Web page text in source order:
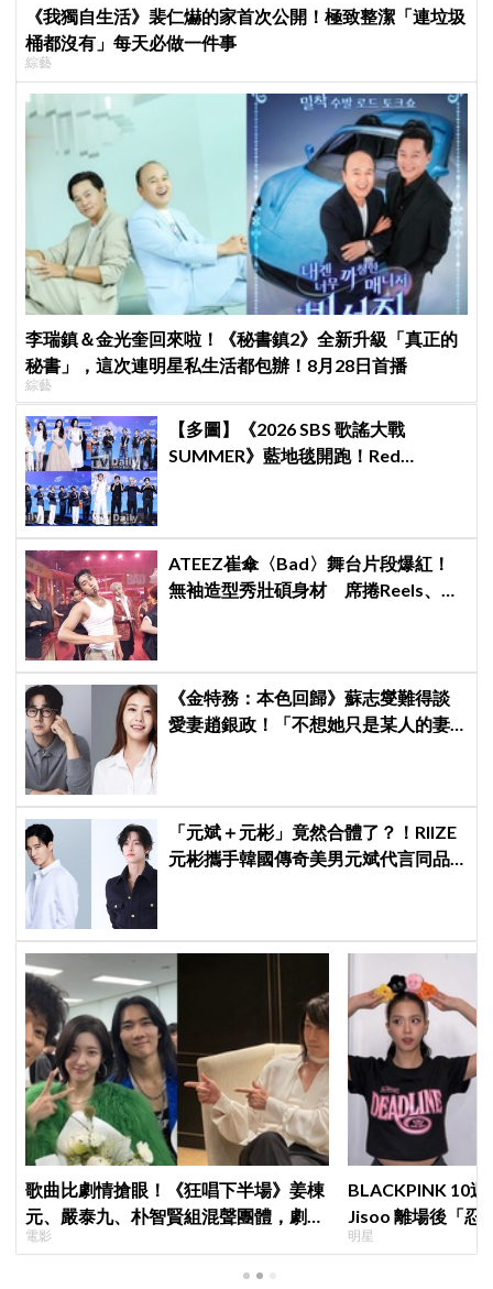
《我獨自生活》裴仁爀的家首次公開！極致整潔「連垃圾
桶都沒有」每天必做一件事
綜藝
李瑞鎮＆金光奎回來啦！《秘書鎮2》全新升級「真正的
秘書」，這次連明星私生活都包辦！8月28日首播
綜藝
【多圖】《2026 SBS 歌謠大戰
SUMMER》藍地毯開跑！Red
ATEEZ崔傘〈Bad〉舞台片段爆紅！
無袖造型秀壯碩身材 席捲Reels、
《金特務：本色回歸》蘇志燮難得談
愛妻趙銀政！「不想她只是某人的妻
「元斌＋元彬」竟然合體了？！RIIZE
元彬攜手韓國傳奇美男元斌代言同品
歌曲比劇情搶眼！《狂唱下半場》姜棟
元、嚴泰九、朴智賢組混聲團體，劇中
曲《Love Is》超洗腦
電影
BLACKPINK 10
Jisoo 離場後「忍
看了好心疼
明星